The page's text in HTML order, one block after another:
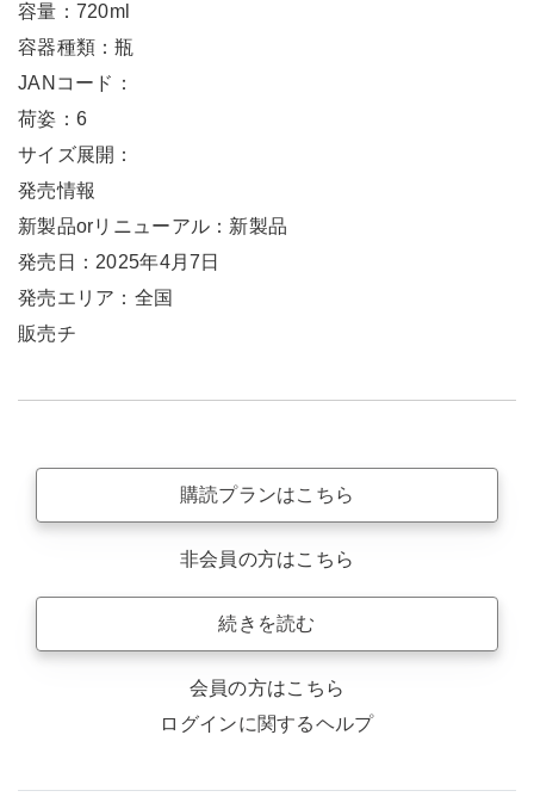
容量：720ml
容器種類：瓶
JANコード：
荷姿：6
サイズ展開：
発売情報
新製品orリニューアル：新製品
発売日：2025年4月7日
発売エリア：全国
販売チ
購読プランはこちら
非会員の方はこちら
続きを読む
会員の方はこちら
ログインに関するヘルプ